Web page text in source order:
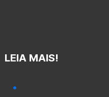
LEIA MAIS!